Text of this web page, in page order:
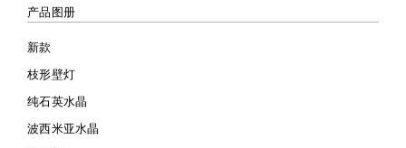
产品图册
新款
枝形壁灯
纯石英水晶
波西米亚水晶